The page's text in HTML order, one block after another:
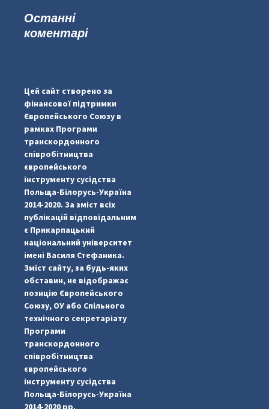
#PipIvanToday
Останні
коментарі
Цей сайт створено за
фінансової підтримки
Європейського Союзу в
рамках Програми
транскордонного
співробітництва
європейського
інструменту сусідства
Польща-Білорусь-Україна
2014-2020. За зміст всіх
публікацій відповідальним
є Прикарпацький
національний університет
імені Василя Стефаника.
Зміст сайту, за будь-яких
обставин, не відображає
позицію Європейського
Союзу, ОУ або Спільного
технічного секретаріату
Програми
транскордонного
співробітництва
європейського
інструменту сусідства
Польща-Білорусь-Україна
2014-2020 рр.